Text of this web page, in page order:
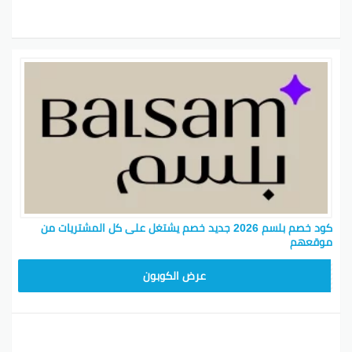
تواريخ الصلاحية والشروط والأحكام
لازم تستخدم كود الخصم بلسم في الوقت المحدد عشان
تستمتع بالخصم. وكمان اقرأ الشروط والأحكام المرتبطة
بالعروض عشان تضمن استفادتك القصوى من الخصومات.
أفضل العروض والصفقات باستخدام
كود خصم بلسم 2026
تخفيضات رائعة على الملابس والإكسسوارات
لكل عشاق التسوق، شركة بلسم تقدم تخفيضات استثنائية
على ملابس وإكسسوارات متنوعة. سواء كنت تدور على
إطلالة مميزة لمناسبة أو محتاج تحدث خزانة ملابسك
كود خصم بلسم 2026 جديد خصم يشتغل على كل المشتريات من
موقعهم
عرض الكوبون